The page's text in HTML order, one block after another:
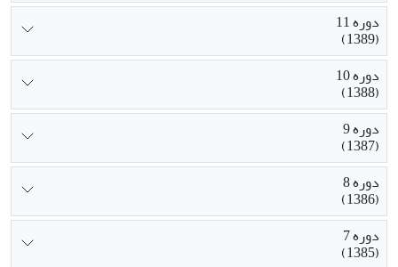
دوره 11
(1389)
دوره 10
(1388)
دوره 9
(1387)
دوره 8
(1386)
دوره 7
(1385)